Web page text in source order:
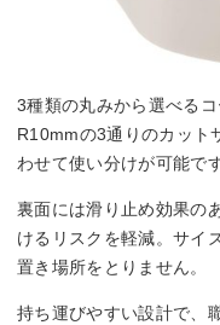
3種類の丸みから選べる
R10mmの3通りのカット
わせて使い分けが可能です
裏面には滑り止め効果の
けるリスクを軽減。サイ
置き場所をとりません。
持ち運びやすい設計で、